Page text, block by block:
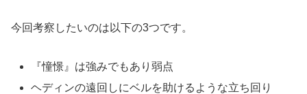
今回考察したいのは以下の3つです。
『憧憬』は強みでもあり弱点
ヘディンの遠回しにベルを助けるような立ち回り